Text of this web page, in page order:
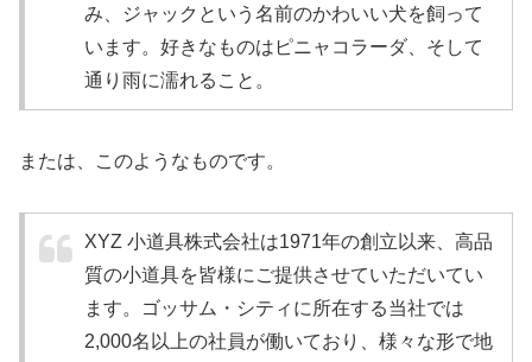
み、ジャックという名前のかわいい犬を飼って
います。好きなものはピニャコラーダ、そして
通り雨に濡れること。
または、このようなものです。
XYZ 小道具株式会社は1971年の創立以来、高品
質の小道具を皆様にご提供させていただいてい
ます。ゴッサム・シティに所在する当社では
2,000名以上の社員が働いており、様々な形で地